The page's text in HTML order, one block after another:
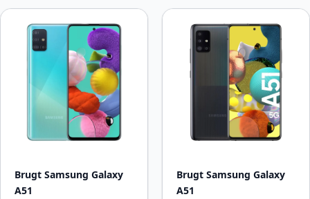
Brugt Samsung Galaxy
A51
Brugt Samsung Galaxy
A51